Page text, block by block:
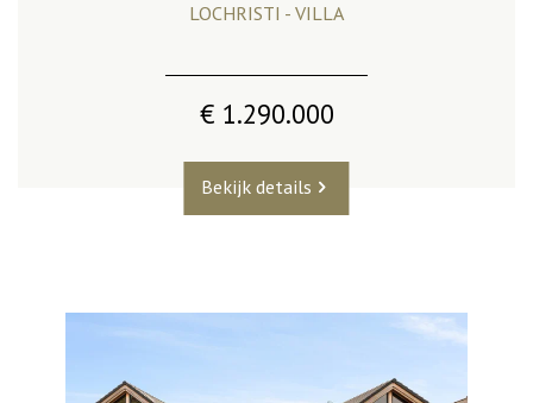
LOCHRISTI - VILLA
€ 1.290.000
Bekijk details